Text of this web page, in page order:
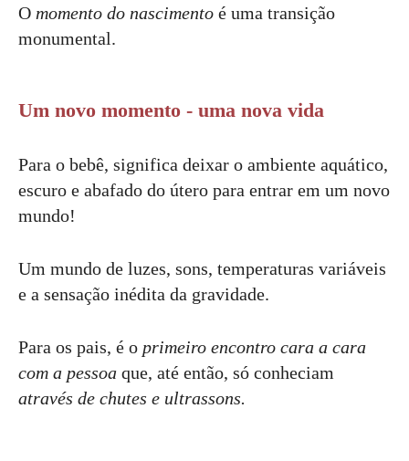
O momento do nascimento é uma transição
monumental.
Um novo momento - uma nova vida
Para o bebê, significa deixar o ambiente aquático,
escuro e abafado do útero para entrar em um novo
mundo!
Um mundo de luzes, sons, temperaturas variáveis
e a sensação inédita da gravidade.
Para os pais, é o primeiro encontro cara a cara
com a pessoa que, até então, só conheciam
através de chutes e ultrassons.